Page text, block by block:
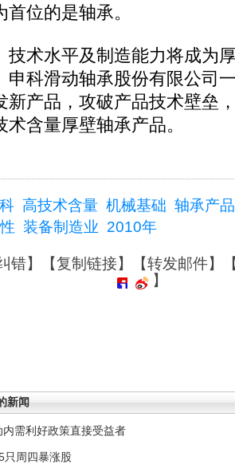
位的是轴承。
术水平及制造能力将成为
申科滑动轴承股份有限公司
新产品，攻破产品技术壁垒
含量厚壁轴承产品。
高技术含量 机械基础 轴承产品
装备制造业 2010年
错】【复制链接】【转发邮件】
】
新闻
需利好政策直接受益者
只周四暴涨股